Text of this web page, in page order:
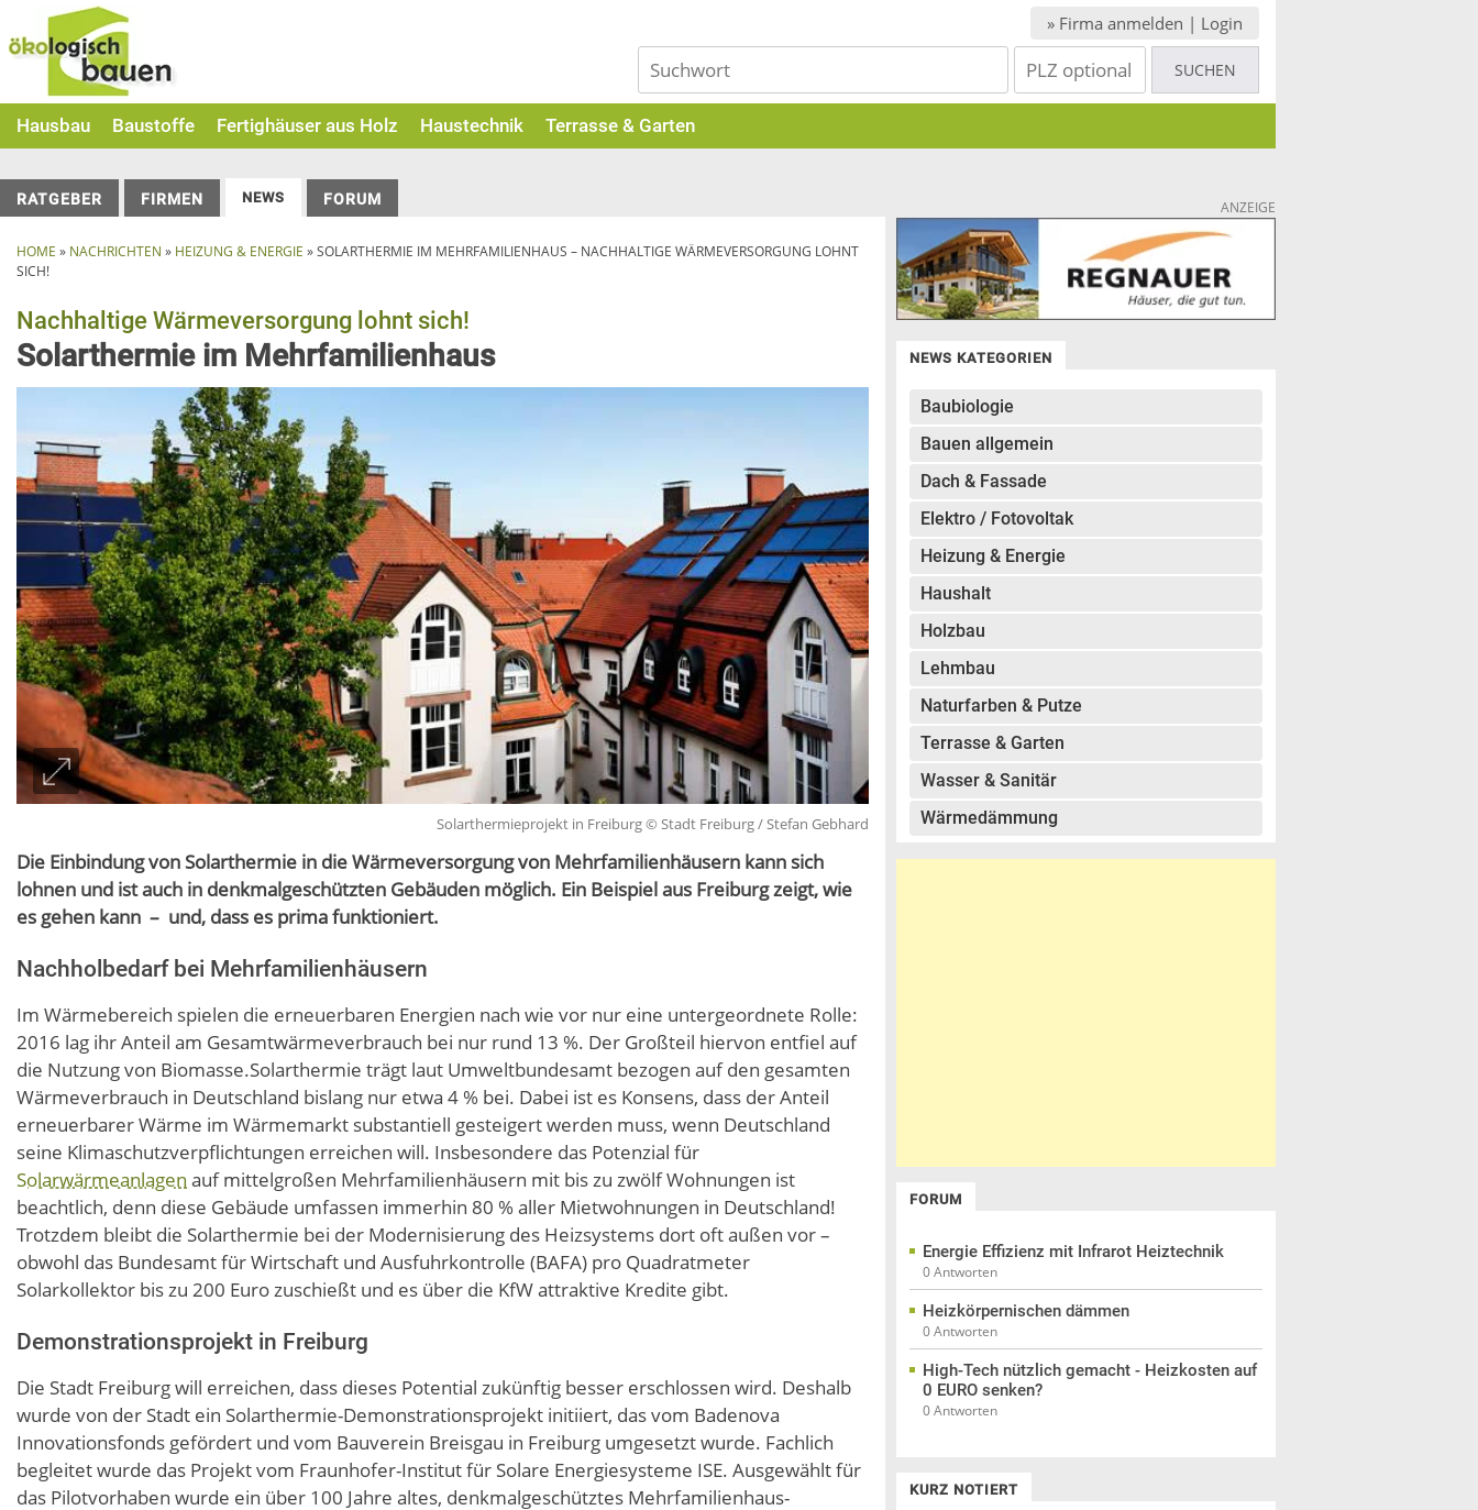
to
content
» Firma anmelden | Login
Hausbau Baustoffe Fertighäuser aus Holz Haustechnik Terrasse & Garten
RATGEBER FIRMEN NEWS FORUM
HOME » NACHRICHTEN » HEIZUNG & ENERGIE »SOLARTHERMIE IM MEHRFAMILIENHAUS – NACHHALTIGE WÄRMEVERSORGUNG LOHNT
SICH!
Nachhaltige Wärmeversorgung lohnt sich!
Solarthermie im Mehrfamilienhaus
Solarthermieprojekt in Freiburg © Stadt Freiburg / Stefan Gebhard
Die Einbindung von Solarthermie in die Wärmeversorgung von Mehrfamilienhäusern kann sich
lohnen und ist auch in denkmalgeschützten Gebäuden möglich. Ein Beispiel aus Freiburg zeigt, wie
es gehen kann – und, dass es prima funktioniert.
Nachholbedarf bei Mehrfamilienhäusern
Im Wärmebereich spielen die erneuerbaren Energien nach wie vor nur eine untergeordnete Rolle:
2016 lag ihr Anteil am Gesamtwärmeverbrauch bei nur rund 13 %. Der Großteil hiervon entfiel auf
die Nutzung von Biomasse.Solarthermie trägt laut Umweltbundesamt bezogen auf den gesamten
Wärmeverbrauch in Deutschland bislang nur etwa 4 % bei. Dabei ist es Konsens, dass der Anteil
erneuerbarer Wärme im Wärmemarkt substantiell gesteigert werden muss, wenn Deutschland
seine Klimaschutzverpflichtungen erreichen will. Insbesondere das Potenzial für
Solarwärmeanlagen auf mittelgroßen Mehrfamilienhäusern mit bis zu zwölf Wohnungen ist
beachtlich, denn diese Gebäude umfassen immerhin 80 % aller Mietwohnungen in Deutschland!
Trotzdem bleibt die Solarthermie bei der Modernisierung des Heizsystems dort oft außen vor –
obwohl das Bundesamt für Wirtschaft und Ausfuhrkontrolle (BAFA) pro Quadratmeter
Solarkollektor bis zu 200 Euro zuschießt und es über die KfW attraktive Kredite gibt.
Demonstrationsprojekt in Freiburg
Die Stadt Freiburg will erreichen, dass dieses Potential zukünftig besser erschlossen wird. Deshalb
wurde von der Stadt ein Solarthermie-Demonstrationsprojekt initiiert, das vom Badenova
Innovationsfonds gefördert und vom Bauverein Breisgau in Freiburg umgesetzt wurde. Fachlich
begleitet wurde das Projekt vom Fraunhofer-Institut für Solare Energiesysteme ISE. Ausgewählt für
das Pilotvorhaben wurde ein über 100 Jahre altes, denkmalgeschütztes Mehrfamilienhaus-
ANZEIGE
NEWS KATEGORIEN
Baubiologie
Bauen allgemein
Dach & Fassade
Elektro / Fotovoltak
Heizung & Energie
Haushalt
Holzbau
Lehmbau
Naturfarben & Putze
Terrasse & Garten
Wasser & Sanitär
Wärmedämmung
FORUM
Energie Effizienz mit Infrarot Heiztechnik
0 Antworten
Heizkörpernischen dämmen
0 Antworten
High-Tech nützlich gemacht - Heizkosten auf
0 EURO senken?
0 Antworten
KURZ NOTIERT